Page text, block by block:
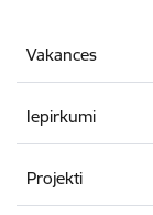
Vakances
Iepirkumi
Projekti